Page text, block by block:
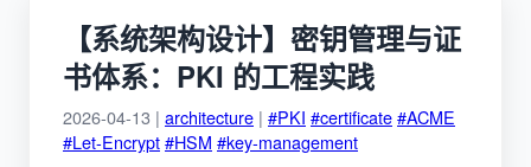
【系统架构设计】密钥管理与证
书体系：PKI 的工程实践
2026-04-13 | architecture | #PKI #certificate#ACME
#Let-Encrypt#HSM #key-management